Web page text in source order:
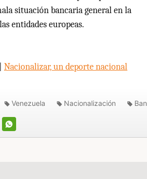
situación bancaria general en la
entidades europeas.
Nacionalizar, un deporte nacional
WHATSAPP
Venezuela Nacionalización